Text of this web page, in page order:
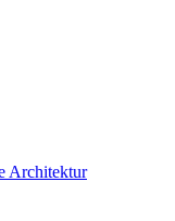
Architektur